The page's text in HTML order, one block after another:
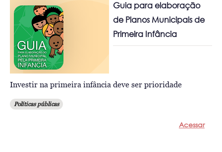
Guia para elaboração
de Planos Municipais de
Primeira Infância
Investir na primeira infância deve ser prioridade
Políticas públicas
Acessar